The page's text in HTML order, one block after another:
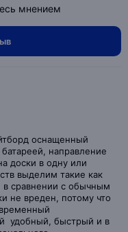
мнением
оснащенный
направление
доски в одну или
выделим такие как
в сравнении с обычным
не вреден, потому что
удобный, быстрый и в